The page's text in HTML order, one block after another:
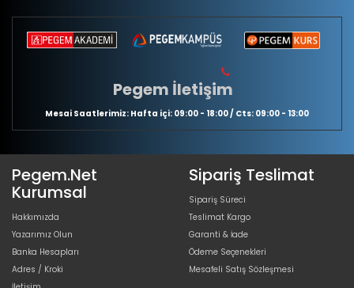
Pegem İletişim
Mesai Saatlerimiz: Hafta içi: 09:00 - 18:00 / Cts: 09:00 - 13:00
Pegem.Net
Kurumsal
Hakkımızda
Yazarımız Olun
Banka Hesapları
Adres / Kroki
Sipariş Teslimat
Sipariş Süreci
Teslimat Kargo
Garanti & İade
Ödeme Seçenekleri
Mesafeli Satış Sözleşmesi